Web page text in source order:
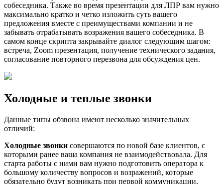
собеседника. Также во время презентации для ЛПР вам нужно
максимально кратко и четко изложить суть вашего
предложения вместе с преимуществами компании и не
забывать отрабатывать возражения вашего собеседника. В
самом конце скрипта закрывайте диалог следующим шагом:
встреча, Zoom презентация, получение технического задания,
согласование повторного перезвона для обсуждения цен.
Холодные и теплые звонки
Данные типы обзвона имеют несколько значительных
отличий:
Холодные звонки совершаются по новой базе клиентов, с
которыми ранее ваша компания не взаимодействовала. Для
старта работы с ними вам нужно подготовить оператора к
большому количеству вопросов и возражений, которые
обязательно будут возникать при первой коммуникации,